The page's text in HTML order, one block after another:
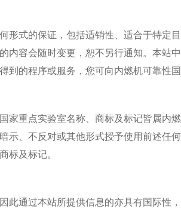
形式的保证，包括适销性、适合于特定
内容会随时变更，恕不另行通知。本站
到 的程序或服务，您可向内燃机可靠性
家重点实验室名称 商标及标记皆属内
示、不反对或其他形式授予使用前述任
商标及标记。
此通过本站所提供信息的亦具有国际性